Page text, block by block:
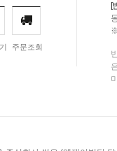
주문조회
[
※